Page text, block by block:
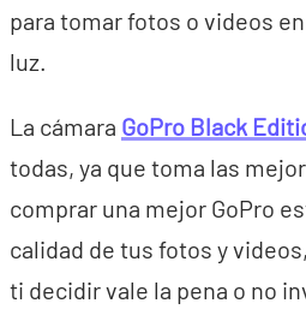
para tomar fotos o videos
luz.
La cámara GoPro Black
todas, ya que toma las
comprar una mejor GoPro
calidad de tus fotos y
ti decidir vale la pena o no